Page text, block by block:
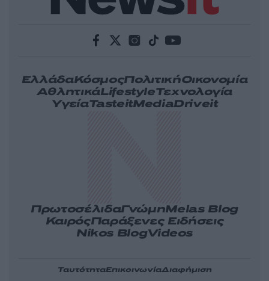
ΕλλάδαΚόσμοςΠολιτικήΟικονομία
ΑθλητικάLifestyleΤεχνολογία
ΥγείαTasteitMediaDriveit
ΠρωτοσέλιδαΓνώμηMelas Blog
ΚαιρόςΠαράξενες Ειδήσεις
Nikos BlogVideos
ΤαυτότηταΕπικοινωνίαΔιαφήμιση